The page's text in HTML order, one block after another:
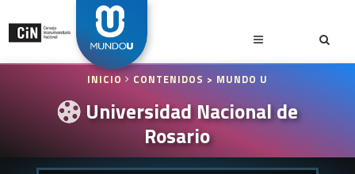
INICIO CONTENIDOS > MUNDO U
Universidad Nacional de
Rosario